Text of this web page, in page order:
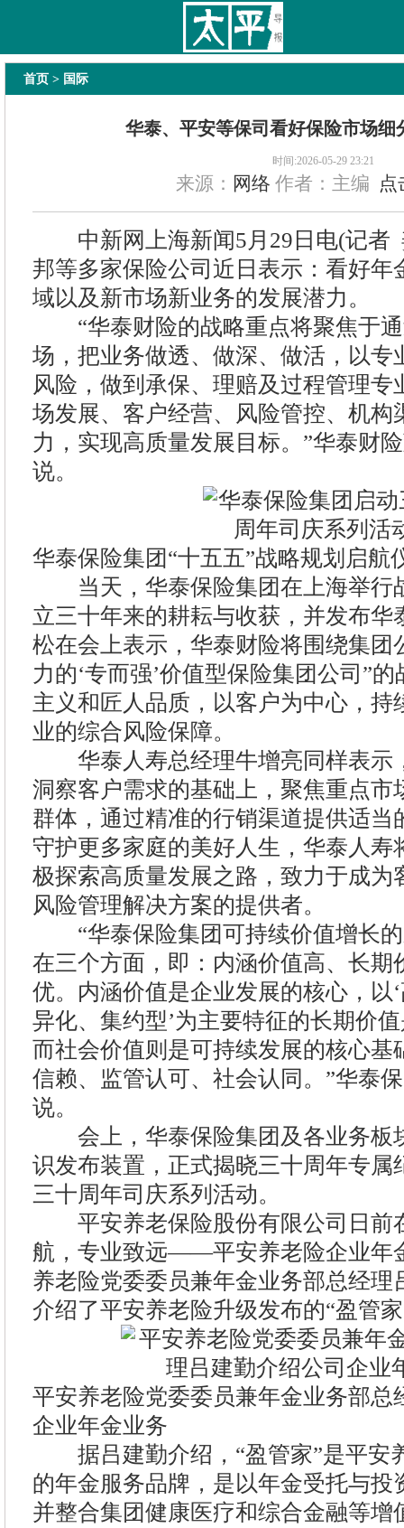
国内 国际 教育
首页 > 国际
华泰、平安等保司看好保险市场细
时间:2026-05-29 23:21
来源： 网络 作者：主编 点
中新网上海新闻5月29日电(记者
邦等多家保险公司近日表示：看好年
域以及新市场新业务的发展潜力。
“华泰财险的战略重点将聚焦于通
场，把业务做透、做深、做活，以专
风险，做到承保、理赔及过程管理专
场发展、客户经营、风险管控、机构
力，实现高质量发展目标。”华泰财
说。
华泰保险集团“十五五”战略规划启航
当天，华泰保险集团在上海举行
立三十年来的耕耘与收获，并发布华
松在会上表示，华泰财险将围绕集团
力的‘专而强’价值型保险集团公司”
主义和匠人品质，以客户为中心，持
业的综合风险保障。
华泰人寿总经理牛增亮同样表示
洞察客户需求的基础上，聚焦重点市
群体，通过精准的行销渠道提供适当
守护更多家庭的美好人生，华泰人寿
极探索高质量发展之路，致力于成为
风险管理解决方案的提供者。
“华泰保险集团可持续价值增长的
在三个方面，即：内涵价值高、长期
优。内涵价值是企业发展的核心，以
异化、集约型’为主要特征的长期价
而社会价值则是可持续发展的核心基
信赖、监管认可、社会认同。”华泰
说。
会上，华泰保险集团及各业务板
识发布装置，正式揭晓三十周年专属
三十周年司庆系列活动。
平安养老保险股份有限公司日前
航，专业致远——平安养老险企业年
养老险党委委员兼年金业务部总经理
介绍了平安养老险升级发布的“盈管
平安养老险党委委员兼年金业务部总
企业年金业务
据吕建勤介绍，“盈管家”是平安
的年金服务品牌，是以年金受托与投
并整合集团健康医疗和综合金融等增